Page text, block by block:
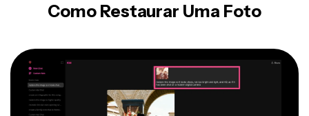
Como Restaurar Uma Foto